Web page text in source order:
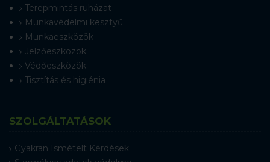
Terepmintás ruházat
Munkavédelmi kesztyű
Munkaeszközök
Jelzőeszközök
Védőeszközök
Tisztítás és higiénia
SZOLGÁLTATÁSOK
Gyakran Ismételt Kérdések